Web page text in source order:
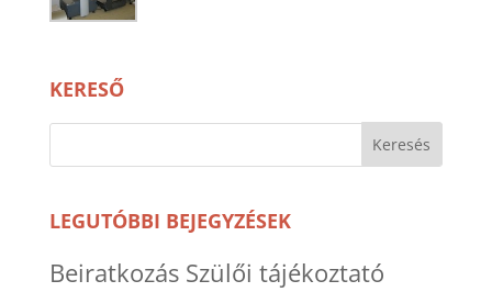
KERESŐ
LEGUTÓBBI BEJEGYZÉSEK
Beiratkozás Szülői tájékoztató